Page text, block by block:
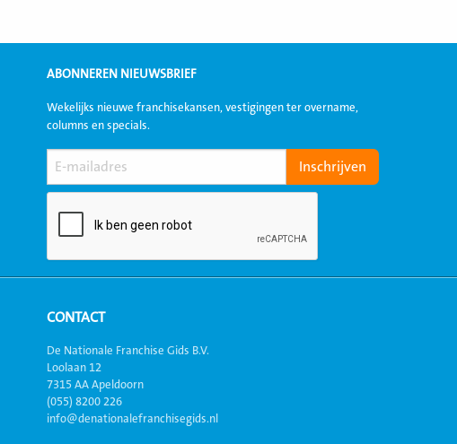
ABONNEREN NIEUWSBRIEF
Wekelijks nieuwe franchisekansen, vestigingen ter overname,
columns en specials.
CONTACT
De Nationale Franchise Gids B.V.
Loolaan 12
7315 AA Apeldoorn
(055) 8200 226
info@denationalefranchisegids.nl